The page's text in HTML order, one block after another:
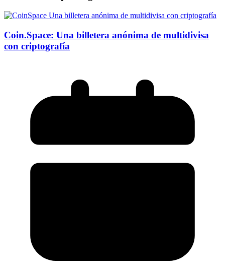
Coin.Space: Una billetera anónima de multidivisa
con criptografía